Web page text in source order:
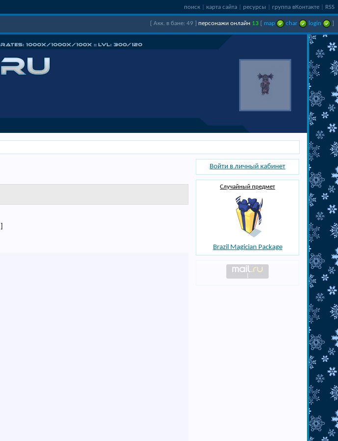
поиск карта сайта ресурсы группа вКонтакте RSS
[ Акк. в бане: 49 ] персонажи онлайн 13 map char login
Войти в личный кабинет
Случайный предмет
Brazil Magician Package